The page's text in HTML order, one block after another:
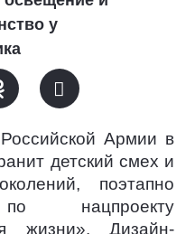
у
Армии в
детский смех и
поэтапно
по нацпроекту
жизни». Дизайн-